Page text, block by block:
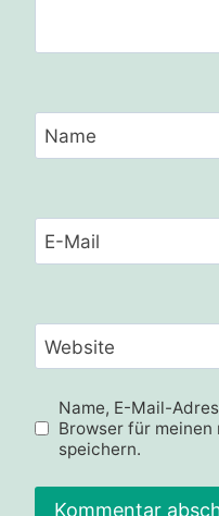
Name
E-Mail
Website
Name, E-Mail-
Browser für
speichern.